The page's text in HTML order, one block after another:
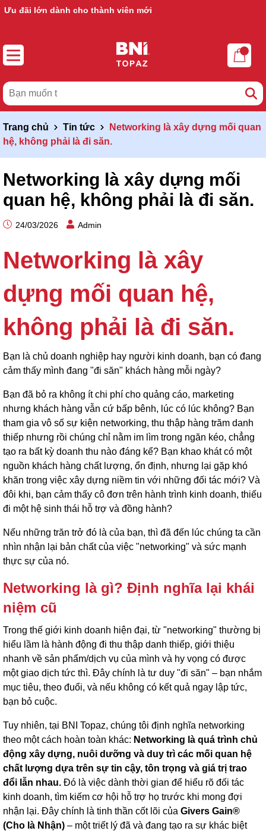
Ưu đãi lớn dành cho thành viên mới
Trang chủ Tin tức
Networking là xây dựng mối quan
hệ, không phải là đi săn.
Networking là xây dựng mối
quan hệ, không phải là đi săn.
24/03/2026 Admin
Networking là xây
dựng mối quan hệ,
không phải là đi săn.
Bạn là chủ doanh nghiệp hay người kinh doanh, bạn có đang
cảm thấy mình đang "đi săn" khách hàng mỗi ngày?
Bạn đã bỏ ra không ít chi phí cho quảng cáo, marketing
nhưng khách hàng vẫn cứ bấp bênh, lúc có lúc không? Bạn
tham gia vô số sự kiện networking, thu thập hàng trăm danh
thiếp nhưng rồi chúng chỉ nằm im lìm trong ngăn kéo, chẳng
tạo ra bất kỳ doanh thu nào đáng kể? Bạn khao khát có một
nguồn khách hàng chất lượng, ổn định, nhưng lại gặp khó
khăn trong việc xây dựng niềm tin với những đối tác mới? Và
đôi khi, bạn cảm thấy cô đơn trên hành trình kinh doanh, thiếu
đi một hệ sinh thái hỗ trợ và đồng hành?
Nếu những trăn trở đó là của bạn, thì đã đến lúc chúng ta cần
nhìn nhận lại bản chất của việc "networking" và sức mạnh
thực sự của nó.
Networking là gì? Định nghĩa lại khái
niệm cũ
Trong thế giới kinh doanh hiện đại, từ "networking" thường bị
hiểu lầm là hành động đi thu thập danh thiếp, giới thiệu
nhanh về sản phẩm/dịch vụ của mình và hy vọng có được
một giao dịch tức thì. Đây chính là tư duy "đi săn" – bạn nhắm
mục tiêu, theo đuổi, và nếu không có kết quả ngay lập tức,
bạn bỏ cuộc.
Tuy nhiên, tại BNI Topaz, chúng tôi định nghĩa networking
theo một cách hoàn toàn khác: Networking là quá trình chủ
động xây dựng, nuôi dưỡng và duy trì các mối quan hệ
chất lượng dựa trên sự tin cậy, tôn trọng và giá trị trao
đổi lẫn nhau. Đó là việc dành thời gian để hiểu rõ đối tác
kinh doanh, tìm kiếm cơ hội hỗ trợ họ trước khi mong đợi
nhận lại. Đây chính là tinh thần cốt lõi của Givers Gain®
(Cho là Nhận) – một triết lý đã và đang tạo ra sự khác biệt